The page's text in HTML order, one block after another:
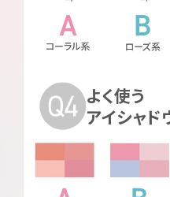
よく使う
アイシャド